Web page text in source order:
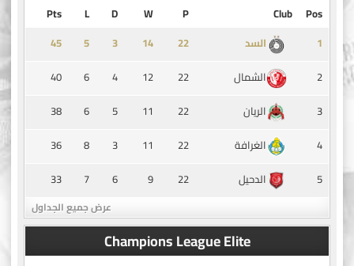
Pos
Club
P
W
D
L
Pts
1
السد ‏22
14
3
5
45
2
الشمال 22
12
4
6
40
3
الريان 22
11
5
6
38
4
الغرافة 22
11
3
8
36
5
الدحيل 22
9
6
7
33
عرض جميع الجداول
Champions League Elite